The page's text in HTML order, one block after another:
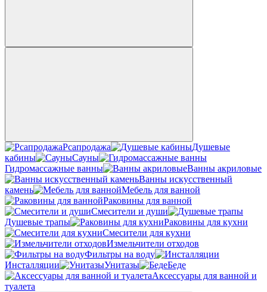
Рсапродажа
Душевые
кабины
Сауны
Гидромассажные ванны
Ванны акриловые
Ванны искусственный
камень
Мебель для ванной
Раковины для ванной
Смесители и души
Душевые трапы
Раковины для кухни
Смесители для кухни
Измельчители отходов
Фильтры на воду
Инсталляции
Унитазы
Беде
Аксессуары для ванной и
туалета